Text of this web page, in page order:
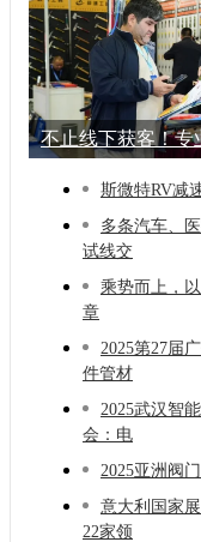
不止线下获客！专
斯微特RV减
多条汽车、
试线交
乘势而上，
章
2025第27届
件管材
2025武汉智
会：电
2025亚洲阀
意大利国家
22家领